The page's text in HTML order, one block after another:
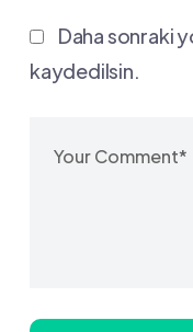
Daha sonraki
kaydedilsin.